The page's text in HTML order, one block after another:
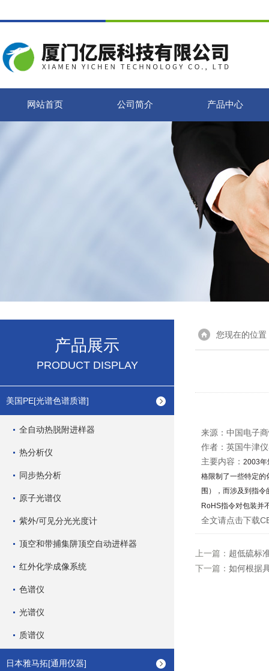
网站首页 公司简介 产品中心
产品展示
PRODUCT DISPLAY
美国PE[光谱色谱质谱]
全自动热脱附进样器
热分析仪
同步热分析
原子光谱仪
紫外/可见分光光度计
顶空和带捕集阱顶空自动进样器
红外化学成像系统
色谱仪
光谱仪
质谱仪
日本雅马拓[通用仪器]
您现在的位置
来源：中国电子
作者：英国牛津
主要内容： 2003年
格限制了一些特定的
围），而涉及到指
RoHS指令对包装并
全文请点击下载
上一篇： 超低硫标
下一篇： 如何根据